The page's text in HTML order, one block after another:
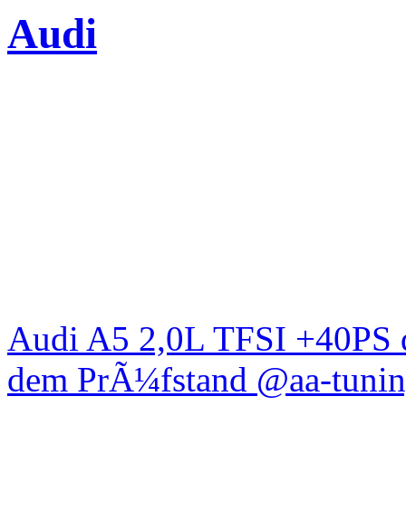
Audi
Audi A5 2,0L TFSI +40PS
dem PrÃ¼fstand @aa-